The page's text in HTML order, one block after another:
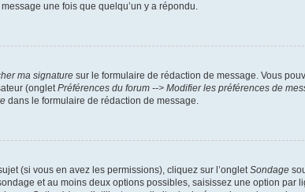
une fois que quelqu’un y a répondu.
ma signature sur le formulaire de rédaction de message. Vous
(ongletPréférences du forum --> Modifier les préférences de
dans le formulaire de rédaction de message.
(si vous en avez les permissions), cliquez sur l’ongletSondage
et au moins deux options possibles, saisissez une option par